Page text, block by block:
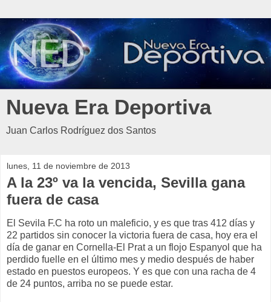
Nueva Era Deportiva
Juan Carlos Rodríguez dos Santos
lunes, 11 de noviembre de 2013
A la 23º va la vencida, Sevilla gana
fuera de casa
El Sevila F.C ha roto un maleficio, y es que tras 412 días y
22 partidos sin conocer la victoria fuera de casa, hoy era el
día de ganar en Cornella-El Prat a un flojo Espanyol que ha
perdido fuelle en el último mes y medio después de haber
estado en puestos europeos. Y es que con una racha de 4
de 24 puntos, arriba no se puede estar.